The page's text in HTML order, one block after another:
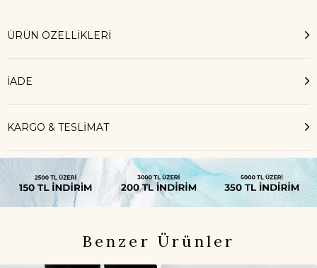
ÜRÜN ÖZELLIKLERI
İADE
KARGO & TESLİMAT
Benzer Ürünler